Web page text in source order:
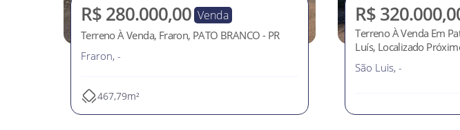
R$ 280.000,00 Venda
Terreno À Venda, Fraron, PATO BRANCO - PR
Fraron, -
467,79m²
R$
Terreno À Venda Em
Luís, Localizado
São Luis, -